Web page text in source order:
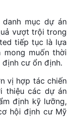
mục dự án
vượt trội trong
tiếp tục là lựa
muốn thời
cư ổn định.
vị hợp tác chiến
thiệu các dự án
định kỹ lưỡng,
hội định cư Mỹ